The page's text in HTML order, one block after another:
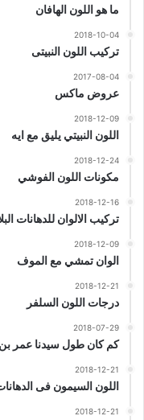
ما هو اللون الهافان
2018-10-04
تركيب اللون النبيتى
2017-08-04
عروض ماكس
2018-12-09
اللون النبيتي يليق مع ايه
2018-12-24
مكونات اللون الفوشي
2018-12-16
تركيب الالوان للدهانات
2018-12-09
الوان تمشي مع الموف
2018-12-21
درجات اللون السلفر
2018-07-29
كم كان طول سيدنا عمر
2018-12-21
اللون السيمون فى
2018-12-21